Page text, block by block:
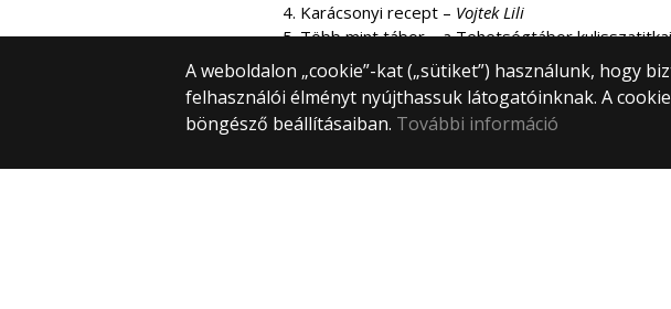
Karácsonyi recept – Vojtek Lili
Több mint tábor – a Tehetségtábor
Rejtvény –
Nagy Kartal
A weboldalon „cookie”-kat („sütiket”) használunk, hogy
felhasználói élményt nyújthassuk látogatóinknak. A
böngésző beállításaiban. További információ